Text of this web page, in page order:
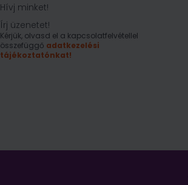
Hívj minket!
Írj üzenetet!
Kérjük, olvasd el a kapcsolatfelvétellel
összefüggő adatkezelési
tájékoztatónkat!